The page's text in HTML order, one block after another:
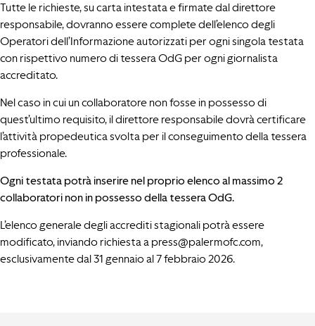
Tutte le richieste, su carta intestata e firmate dal direttore
responsabile, dovranno essere complete dell’elenco degli
Operatori dell’Informazione autorizzati per ogni singola testata
con rispettivo numero di tessera OdG per ogni giornalista
accreditato.
Nel caso in cui un collaboratore non fosse in possesso di
quest’ultimo requisito, il direttore responsabile dovrà certificare
l’attività propedeutica svolta per il conseguimento della tessera
professionale.
Ogni testata potrà inserire nel proprio elenco al massimo 2
collaboratori non in possesso della tessera OdG.
L’elenco generale degli accrediti stagionali potrà essere
modificato, inviando richiesta a press@palermofc.com,
esclusivamente dal 31 gennaio al 7 febbraio 2026.